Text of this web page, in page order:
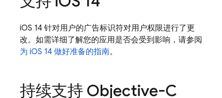
iOS 14 针对用户的广告标识符对用户权限进行了更
改。如需详细了解您的应用是否会受到影响，请参阅
为 iOS 14 做好准备的指南。
持续支持 Objective-C